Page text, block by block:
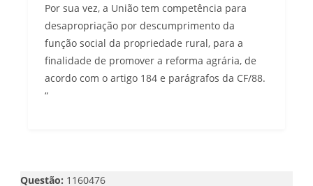
Por sua vez, a União tem competência para
desapropriação por descumprimento da
função social da propriedade rural, para a
finalidade de promover a reforma agrária, de
acordo com o artigo 184 e parágrafos da CF/88.
“
Questão: 1160476